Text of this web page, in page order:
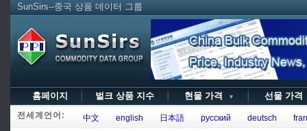
SunSirs--중국 상품 데이터 그룹
홈페이지 벌크 상품 지수 현물 가격 ▼ 선물 가
전세계언어: 中文 english 日本語 русский deutsch